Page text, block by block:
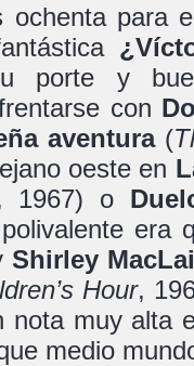
ochenta para
porte y
con
aventura(
oeste en
1967) o
era
Shirley
Hour,
nota muy alta
medio